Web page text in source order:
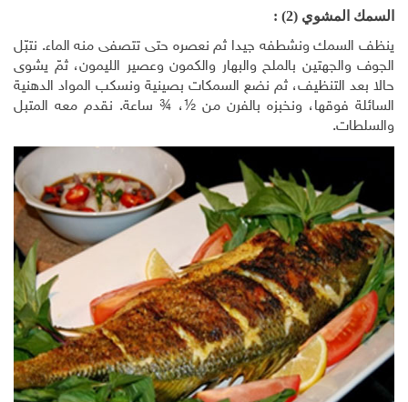
السمك المشوي (2) :
ينظف السمك ونشطفه جيدا ثم نعصره حتى تتصفى منه الماء. نتبّل
الجوف والجهتين بالملح والبهار والكمون وعصير الليمون، ثمّ يشوى
حالا بعد التنظيف، ثم نضع السمكات بصينية ونسكب المواد الدهنية
السائلة فوقها، ونخبزه بالفرن من ½، ¾ ساعة. نقدم معه المتبل
والسلطات.